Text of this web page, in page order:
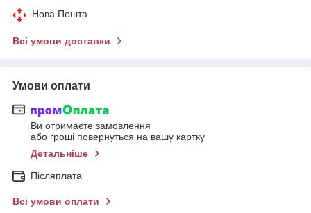
Нова Пошта
Всі умови доставки
Умови оплати
Ви отримаєте замовлення
або гроші повернуться на вашу картку
Детальніше
Післяплата
Всі умови оплати